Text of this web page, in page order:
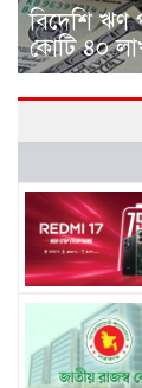
বিদেশি ঋণ
কোটি ৪০